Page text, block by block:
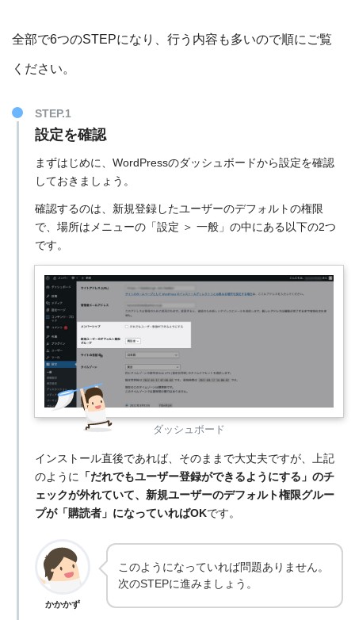
全部で6つのSTEPになり、行う内容も多いので順にご覧
ください。
設定を確認
まずはじめに、WordPressのダッシュボードから設定を確認
しておきましょう。
確認するのは、新規登録したユーザーのデフォルトの権限
で、場所はメニューの「設定 ＞ 一般」の中にある以下の2つ
です。
ダッシュボード
インストール直後であれば、そのままで大丈夫ですが、上記
のように
「だれでもユーザー登録ができるようにする」のチ
ェックが外れていて、新規ユーザーのデフォルト権限グルー
プが「購読者」になっていればOKです。
かかかず
このようになっていれば問題ありません。
次のSTEPに進みましょう。